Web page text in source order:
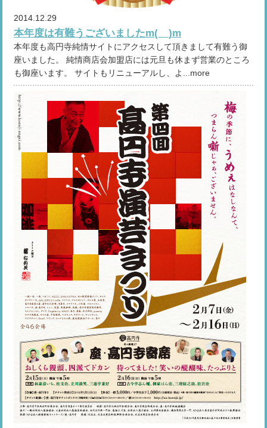
2014.12.29
本年度は有難うございましたm(__)m
本年度も高円寺純情サイトにアクセスして頂きまして有難う御
座いました。 純情商店会加盟店には元旦も休まず営業のところ
も御座います。 サイトもリニューアルし、よ...more